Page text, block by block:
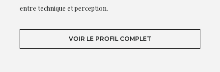
entre technique et perception.
VOIR LE PROFIL COMPLET